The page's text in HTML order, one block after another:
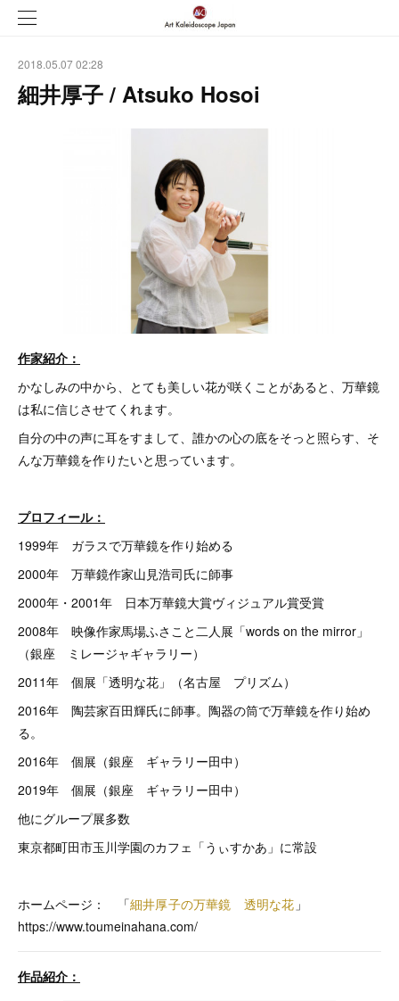
2018.05.07 02:28
細井厚子 / Atsuko Hosoi
作家紹介：
かなしみの中から、とても美しい花が咲くことがあると、万華鏡
は私に信じさせてくれます。
自分の中の声に耳をすまして、誰かの心の底をそっと照らす、そ
んな万華鏡を作りたいと思っています。
プロフィール：
1999年 ガラスで万華鏡を作り始める
2000年 万華鏡作家山見浩司氏に師事
2000年・2001年 日本万華鏡大賞ヴィジュアル賞受賞
2008年 映像作家馬場ふさこと二人展「words on the mirror」
（銀座 ミレージャギャラリー）
2011年 個展「透明な花」（名古屋 プリズム）
2016年 陶芸家百田輝氏に師事。陶器の筒で万華鏡を作り始め
る。
2016年 個展（銀座 ギャラリー田中）
2019年 個展（銀座 ギャラリー田中）
他にグループ展多数
東京都町田市玉川学園のカフェ「うぃすかあ」に常設
ホームページ： 「細井厚子の万華鏡 透明な花 」
https://www.toumeinahana.com/
作品紹介：